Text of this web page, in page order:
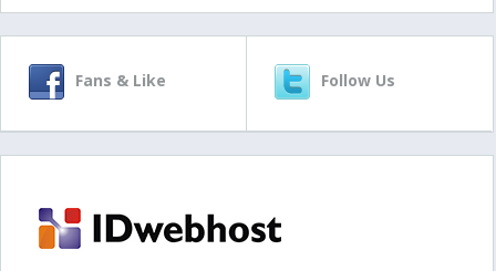
Fans & Like Follow Us